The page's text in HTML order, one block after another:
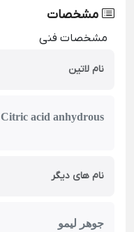
مشخصات
مشخصات فنی
نام لاتین
Citric acid anhydrous
نام های دیگر
جوهر لیمو